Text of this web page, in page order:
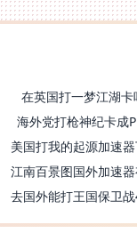
在英国打一梦江湖
海外党打枪神纪卡成